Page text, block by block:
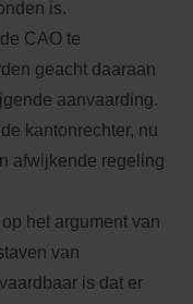
is.
CAO te
geacht daaraan
aanvaarding.
kantonrechter, nu
afwijkende regeling
het argument van
van
is dat er